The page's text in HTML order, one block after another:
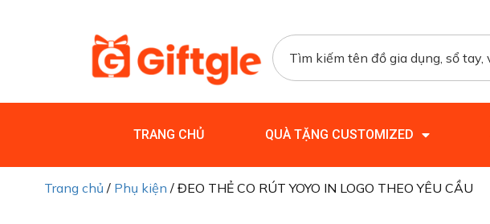
TRANG CHỦ QUÀ TẶNG CUSTOMIZED
Trang chủ / Phụ kiện / ĐEO THẺ CO RÚT YOYO IN LOGO THEO YÊU CẦU